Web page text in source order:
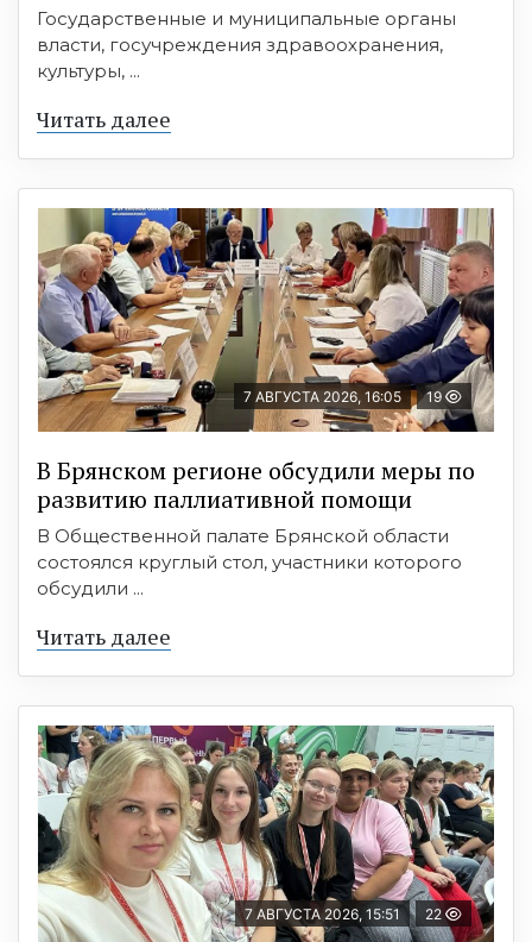
Государственные и муниципальные органы
власти, госучреждения здравоохранения,
культуры, ...
Читать далее
7 АВГУСТА 2026, 16:05 19
В Брянском регионе обсудили меры по
развитию паллиативной помощи
В Общественной палате Брянской области
состоялся круглый стол, участники которого
обсудили ...
Читать далее
7 АВГУСТА 2026, 15:51 22